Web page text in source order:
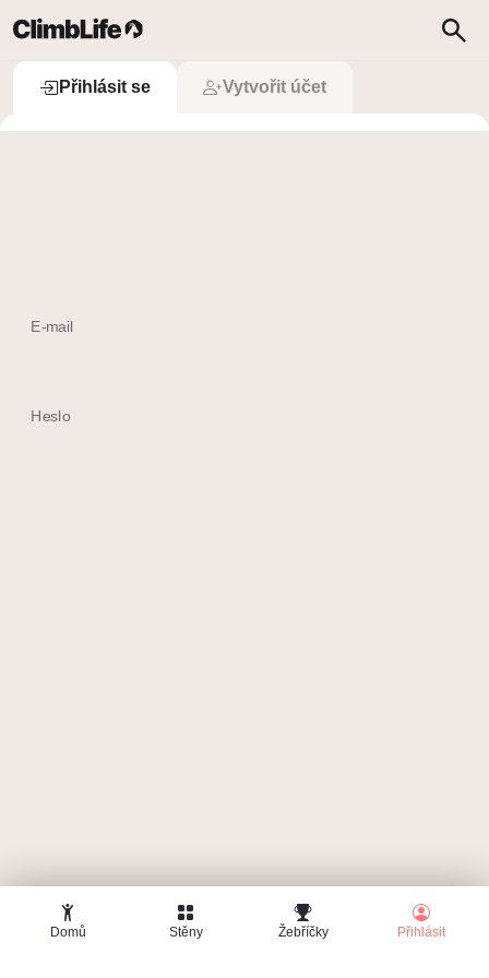
Domů Stěny Žebříčky Přihlásit
Vyhledávání
Přihlásit se
Přihlásit se Vytvořit účet
E-mail
Heslo
Upozornění